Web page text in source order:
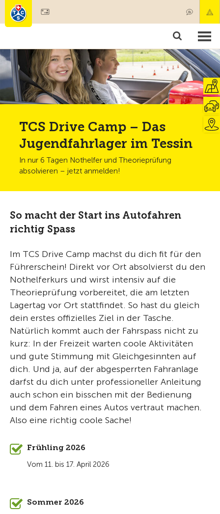
Mitgliedschaft & Leistungen
Test, Sicherheit & Gesundheit
TCS Drive Camp – Das
Jugendfahrlager im Tessin
In nur 6 Tagen Nothelfer und Theorieprüfung
absolvieren – jetzt anmelden!
So macht der Start ins Autofahren
richtig Spass
Im TCS Drive Camp machst du dich fit für den
Führerschein! Direkt vor Ort absolvierst du den
Nothelferkurs und wirst intensiv auf die
Theorieprüfung vorbereitet, die am letzten
Lagertag vor Ort stattfindet. So hast du gleich
dein erstes offizielles Ziel in der Tasche.
Natürlich kommt auch der Fahrspass nicht zu
kurz: In der Freizeit warten coole Aktivitäten
und gute Stimmung mit Gleichgesinnten auf
dich. Und ja, auf der abgesperrten Fahranlage
darfst du dich unter professioneller Anleitung
auch schon ein bisschen mit der Bedienung
und dem Fahren eines Autos vertraut machen.
Also eine richtig coole Sache!
Frühling 2026
Vom 11. bis 17. April 2026
Sommer 2026